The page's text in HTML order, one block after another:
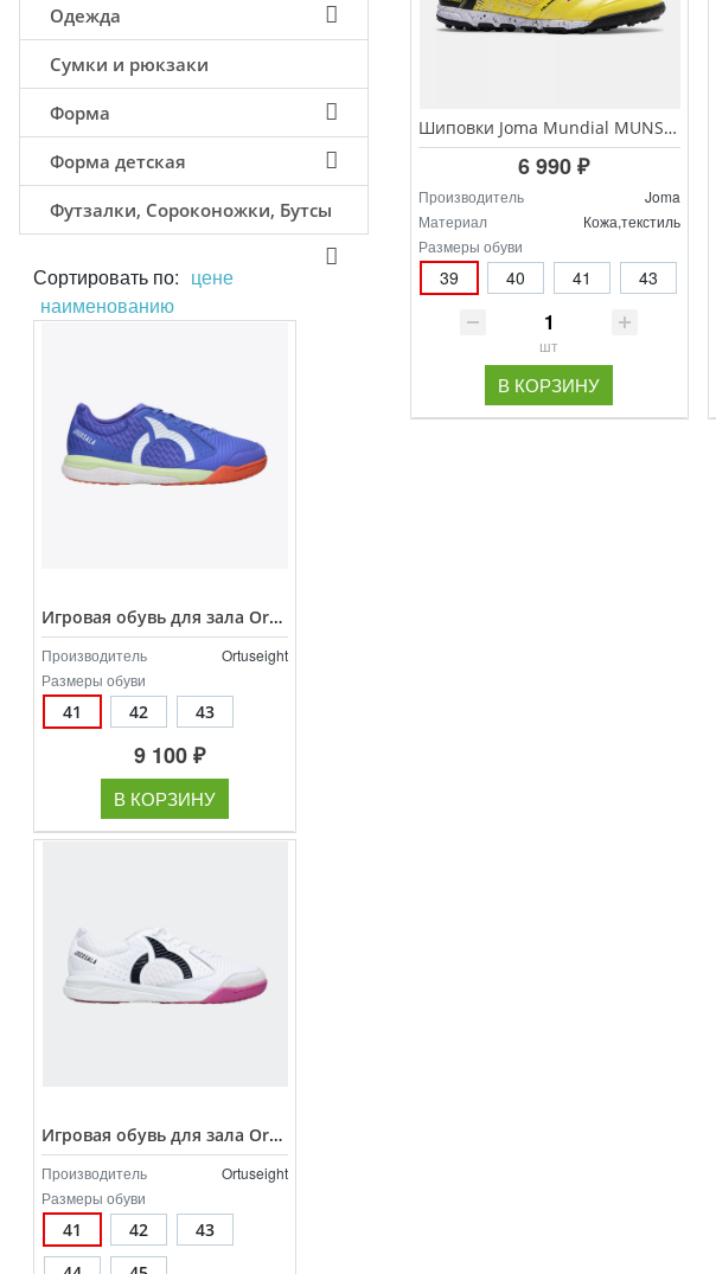
Одежда
Сумки и рюкзаки
Форма
Форма детская
Футзалки, Сороконожки, Бутсы
Сортировать по: цене
наименованию
Игровая обувь для зала Ortuseight Jogosala Volta V3 арт.11020747
Производитель
Ortuseight
Размеры обуви
41 42 43
9 100 ₽
В КОРЗИНУ
Игровая обувь для зала Ortuseight Jogosala Volta V3 арт.11020748
Производитель
Ortuseight
Размеры обуви
41 42
43
Шиповки Joma Mundial MUNS.2628.TF
6 990 ₽
Производитель
Joma
Материал
Кожа,текстиль
Размеры обуви
39 40 41 43
шт
В КОРЗИНУ